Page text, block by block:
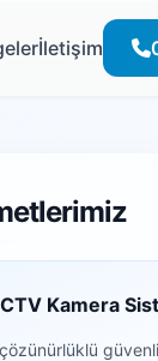
İletişim
Kamera